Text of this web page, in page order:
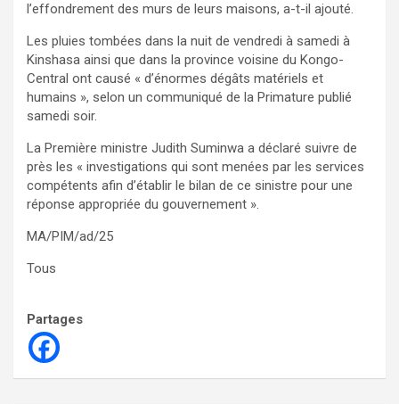
l’effondrement des murs de leurs maisons, a-t-il ajouté.
Les pluies tombées dans la nuit de vendredi à samedi à
Kinshasa ainsi que dans la province voisine du Kongo-
Central ont causé « d’énormes dégâts matériels et
humains », selon un communiqué de la Primature publié
samedi soir.
La Première ministre Judith Suminwa a déclaré suivre de
près les « investigations qui sont menées par les services
compétents afin d’établir le bilan de ce sinistre pour une
réponse appropriée du gouvernement ».
MA/PIM/ad/25
Tous
Partages